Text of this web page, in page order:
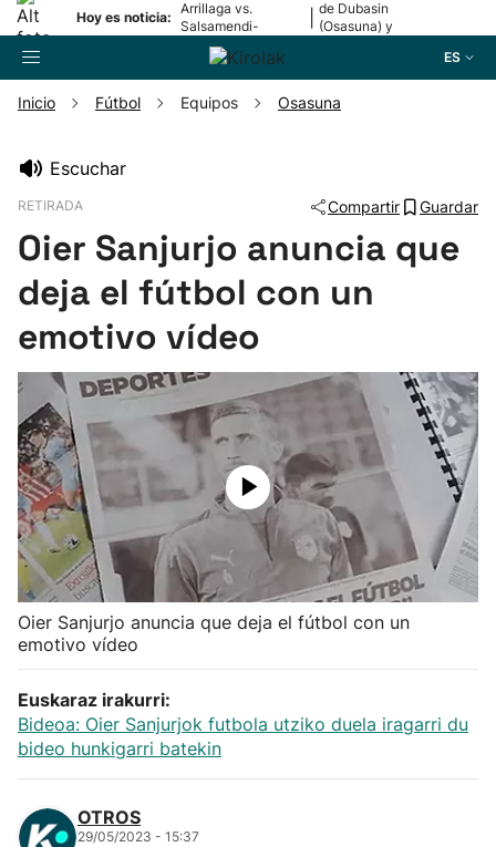
Hoy es noticia:
Arrillaga vs.
Salsamendi-
Bergara y Erasun
vs. Gaminde
de Dubasin
(Osasuna) y
ES
Pelota
Remo
Baloncesto
Ciclismo
Herri-kirolak
Balonmano
Kirolak 360
Atletismo
Carreras de montaña
Más deportes
Inicio Fútbol Equipos Osasuna
Escuchar
RETIRADA Compartir Guardar
Oier Sanjurjo anuncia que
deja el fútbol con un
emotivo vídeo
Oier Sanjurjo anuncia que deja el fútbol con un
emotivo vídeo
Euskaraz irakurri:
Bideoa: Oier Sanjurjok futbola utziko duela iragarri du
bideo hunkigarri batekin
OTROS
29/05/2023 - 15:37